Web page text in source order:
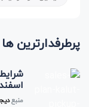
پرطرفدارترین ها
اسفند
منبع